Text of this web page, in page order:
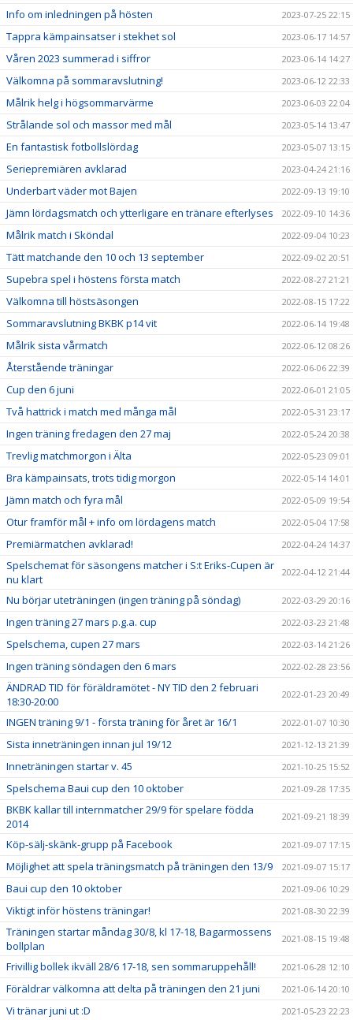
Info om inledningen på hösten 2023-07-25 22:15
Tappra kämpainsatser i stekhet sol 2023-06-17 14:57
Våren 2023 summerad i siffror 2023-06-14 14:27
Välkomna på sommaravslutning! 2023-06-12 22:33
Målrik helg i högsommarvärme 2023-06-03 22:04
Strålande sol och massor med mål 2023-05-14 13:47
En fantastisk fotbollslördag 2023-05-07 13:15
Seriepremiären avklarad 2023-04-24 21:16
Underbart väder mot Bajen 2022-09-13 19:10
Jämn lördagsmatch och ytterligare en tränare efterlyses 2022-09-10 14:36
Målrik match i Sköndal 2022-09-04 10:23
Tätt matchande den 10 och 13 september 2022-09-02 20:51
Supebra spel i höstens första match 2022-08-27 21:21
Välkomna till höstsäsongen 2022-08-15 17:22
Sommaravslutning BKBK p14 vit 2022-06-14 19:48
Målrik sista vårmatch 2022-06-12 08:26
Återstående träningar 2022-06-06 22:39
Cup den 6 juni 2022-06-01 21:05
Två hattrick i match med många mål 2022-05-31 23:17
Ingen träning fredagen den 27 maj 2022-05-24 20:38
Trevlig matchmorgon i Älta 2022-05-23 09:01
Bra kämpainsats, trots tidig morgon 2022-05-14 14:01
Jämn match och fyra mål 2022-05-09 19:54
Otur framför mål + info om lördagens match 2022-05-04 17:58
Premiärmatchen avklarad! 2022-04-24 14:37
Spelschemat för säsongens matcher i S:t Eriks-Cupen är
nu klart
2022-04-12 21:44
Nu börjar uteträningen (ingen träning på söndag) 2022-03-29 20:16
Ingen träning 27 mars p.g.a. cup 2022-03-23 21:48
Spelschema, cupen 27 mars 2022-03-14 21:26
Ingen träning söndagen den 6 mars 2022-02-28 23:56
ÄNDRAD TID för föräldramötet - NY TID den 2 februari
18:30-20:00
2022-01-23 20:49
INGEN träning 9/1 - första träning för året är 16/1 2022-01-07 10:30
Sista inneträningen innan jul 19/12 2021-12-13 21:39
Inneträningen startar v. 45 2021-10-25 15:52
Spelschema Baui cup den 10 oktober 2021-09-28 17:35
BKBK kallar till internmatcher 29/9 för spelare födda
2014
2021-09-21 18:39
Köp-sälj-skänk-grupp på Facebook 2021-09-07 17:15
Möjlighet att spela träningsmatch på träningen den 13/9 2021-09-07 15:17
Baui cup den 10 oktober 2021-09-06 10:29
Viktigt inför höstens träningar! 2021-08-30 22:39
Träningen startar måndag 30/8, kl 17-18, Bagarmossens
bollplan
2021-08-15 19:48
Frivillig bollek ikväll 28/6 17-18, sen sommaruppehåll! 2021-06-28 12:10
Föräldrar välkomna att delta på träningen den 21 juni 2021-06-14 20:10
Vi tränar juni ut :D 2021-05-23 22:23